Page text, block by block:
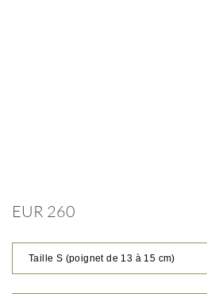
EUR 260
Taille S (poignet de 13 à 15 cm)